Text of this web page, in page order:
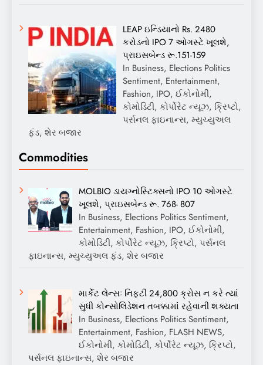
LEAP ઇન્ડિયાનો Rs. 2480
કરોડનો IPO 7 ઓગસ્ટે ખૂલશે,
પ્રાઇસબેન્ડ રૂ.151-159
In Business, Elections Politics
Sentiment, Entertainment,
Fashion, IPO, ઈકોનોમી,
કોમોડિટી, કોર્પોરેટ ન્યૂઝ, ક્રિપ્ટો,
પર્સનલ ફાઇનાન્સ, મ્યુચ્યુઅલ
ફંડ, શેર બજાર
Commodities
MOLBIO ડાયગ્નોસ્ટિક્સનો IPO 10 ઓગસ્ટે
ખૂલશે, પ્રાઇસબેન્ડ રૂ. 768- 807
In Business, Elections Politics Sentiment,
Entertainment, Fashion, IPO, ઈકોનોમી,
કોમોડિટી, કોર્પોરેટ ન્યૂઝ, ક્રિપ્ટો, પર્સનલ
ફાઇનાન્સ, મ્યુચ્યુઅલ ફંડ, શેર બજાર
માર્કેટ લેન્સઃ નિફ્ટી 24,800 ક્રોસ ન કરે ત્યાં
સુધી કોન્સોલિડેશન તબક્કામાં રહેવાની શક્યતા
In Business, Elections Politics Sentiment,
Entertainment, Fashion, FLASH NEWS,
ઈકોનોમી, કોમોડિટી, કોર્પોરેટ ન્યૂઝ, ક્રિપ્ટો,
પર્સનલ ફાઇનાન્સ, શેર બજાર